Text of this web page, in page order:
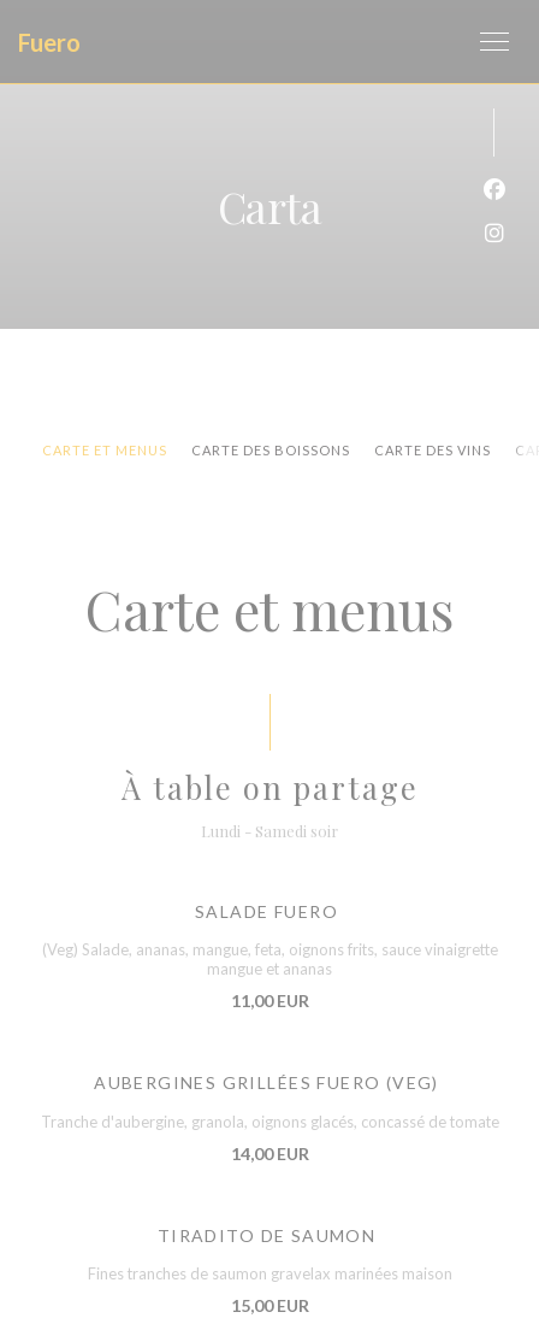
Fuero
Carta
CARTE ET MENUS CARTE DES BOISSONS CARTE DES VINS
Carte et menus
À table on partage
Lundi - Samedi soir
SALADE FUERO
(Veg) Salade, ananas, mangue, feta, oignons frits, sauce vinaigrette
mangue et ananas
11,00 EUR
AUBERGINES GRILLÉES FUERO (VEG)
Tranche d'aubergine, granola, oignons glacés, concassé de tomate
14,00 EUR
TIRADITO DE SAUMON
Fines tranches de saumon gravelax marinées maison
15,00 EUR